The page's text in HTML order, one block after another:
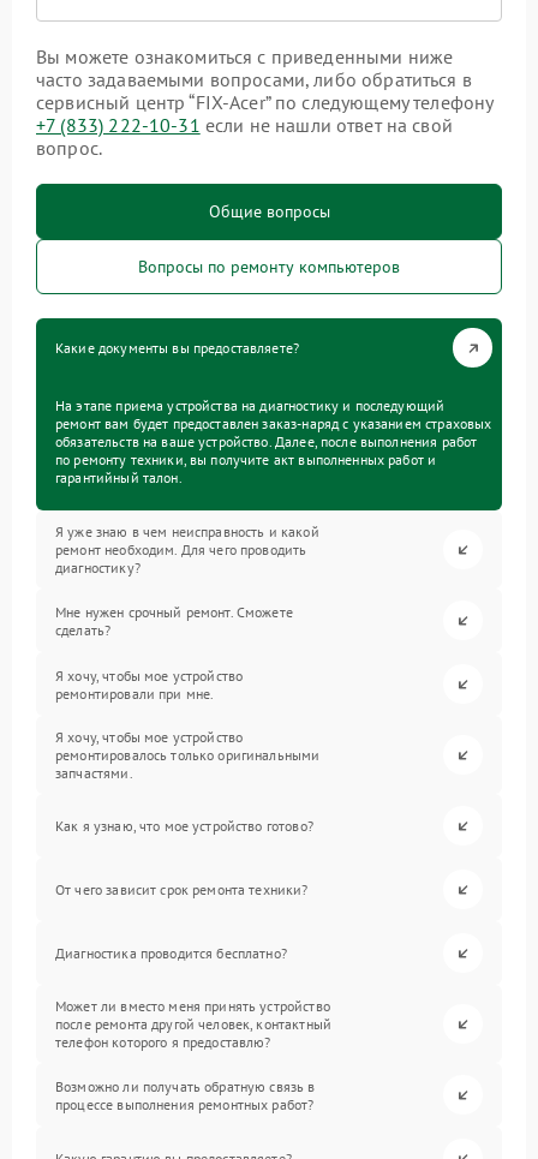
Вы можете ознакомиться с приведенными ниже
часто задаваемыми вопросами, либо обратиться в
сервисный центр “FIX-Acer” по следующему телефону
+7 (833) 222-10-31 если не нашли ответ на свой
вопрос.
Общие вопросы
Вопросы по ремонту компьютеров
Какие документы вы предоставляете?
На этапе приема устройства на диагностику и последующий
ремонт вам будет предоставлен заказ-наряд с указанием страховых
обязательств на ваше устройство. Далее, после выполнения работ
по ремонту техники, вы получите акт выполненных работ и
гарантийный талон.
Я уже знаю в чем неисправность и какой
ремонт необходим. Для чего проводить
диагностику?
Мне нужен срочный ремонт. Сможете
сделать?
Я хочу, чтобы мое устройство
ремонтировали при мне.
Я хочу, чтобы мое устройство
ремонтировалось только оригинальными
запчастями.
Как я узнаю, что мое устройство готово?
От чего зависит срок ремонта техники?
Диагностика проводится бесплатно?
Может ли вместо меня принять устройство
после ремонта другой человек, контактный
телефон которого я предоставлю?
Возможно ли получать обратную связь в
процессе выполнения ремонтных работ?